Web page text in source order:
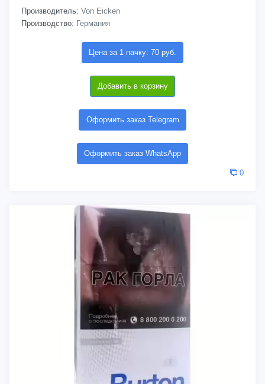
Производитель: Von Eicken
Производство: Германия
Цена за 1 пачку: 70 руб.
Добавить в корзину
Оформить заказ Telegram
Оформить заказ WhatsApp
0